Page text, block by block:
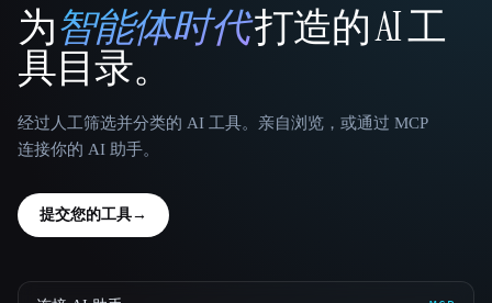
That AI Collection
为智能体时代打造的 AI 工
具目录。
经过人工筛选并分类的 AI 工具。亲自浏览，或通过 MCP
连接你的 AI 助手。
提交您的工具→